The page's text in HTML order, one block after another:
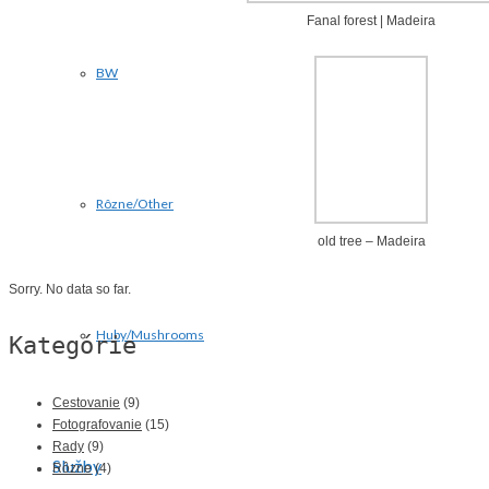
BW
Rôzne/Other
Huby/Mushrooms
Služby
Fanal forest | Madeira
old tree – Madeira
Sorry. No data so far.
Kategórie
Cestovanie (9)
Fotografovanie (15)
Rady (9)
Rôzne(4)